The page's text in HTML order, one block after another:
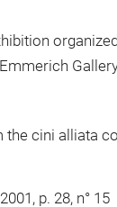
cini alliata
p. 28, n° 15